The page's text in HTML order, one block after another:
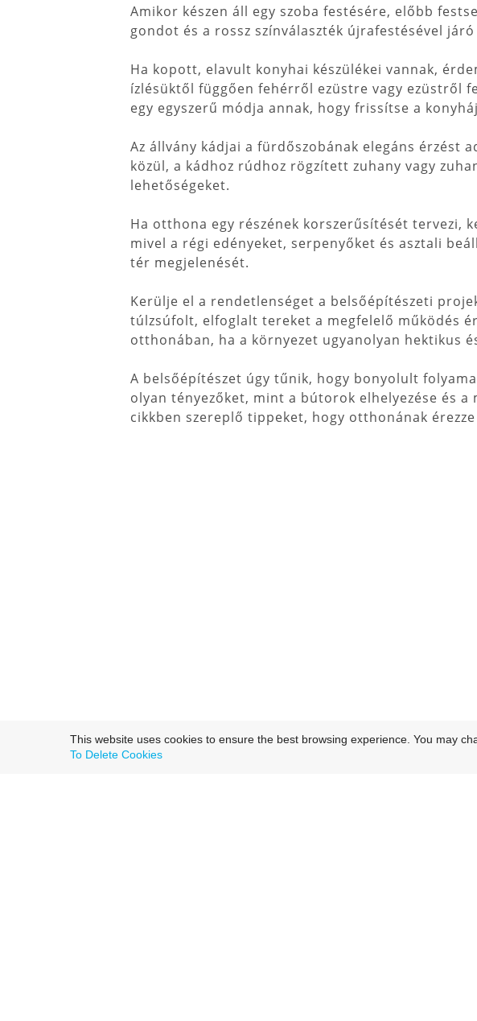
Amikor készen áll egy szoba festésére, előbb
gondot és a rossz színválaszték újrafestésével
Ha kopott, elavult konyhai készülékei vannak,
ízlésüktől függően fehérről ezüstre vagy ezüstről
egy egyszerű módja annak, hogy frissítse a
Az állvány kádjai a fürdőszobának elegáns érzést
közül, a kádhoz rúdhoz rögzített zuhany vagy
lehetőségeket.
Ha otthona egy részének korszerűsítését tervezi,
mivel a régi edényeket, serpenyőket és asztali
tér megjelenését.
Kerülje el a rendetlenséget a belsőépítészeti
túlzsúfolt, elfoglalt tereket a megfelelő működés
otthonában, ha a környezet ugyanolyan hektikus
A belsőépítészet úgy tűnik, hogy bonyolult
olyan tényezőket, mint a bútorok elhelyezése és
cikkben szereplő tippeket, hogy otthonának
This website uses cookies to ensure the best browsing experience. You may
To Delete Cookies